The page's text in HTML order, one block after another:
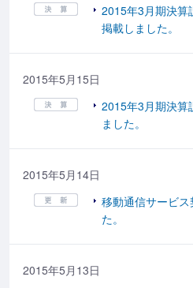
2015年3月期決算
掲載しました。
2015年5月15日
2015年3月期決算
ました。
2015年5月14日
移動通信サービ
た。
2015年5月13日